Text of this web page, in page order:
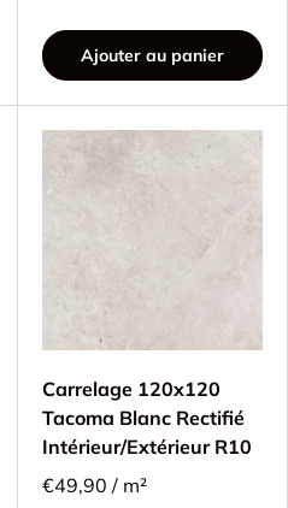
Ajouter au panier
Carrelage 120x120
Tacoma Blanc Rectifié
Intérieur/Extérieur R10
€49,90 / m²